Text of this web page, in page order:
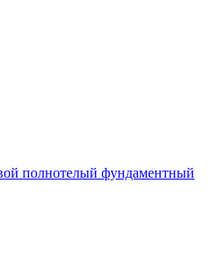
полнотелый фундаментный